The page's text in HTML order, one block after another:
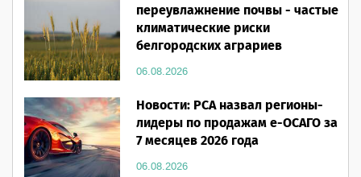
переувлажнение почвы - частые
климатические риски
белгородских аграриев
06.08.2026
Новости: РСА назвал регионы-
лидеры по продажам е-ОСАГО за
7 месяцев 2026 года
06.08.2026